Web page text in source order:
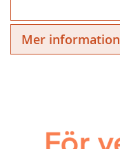
Mer information